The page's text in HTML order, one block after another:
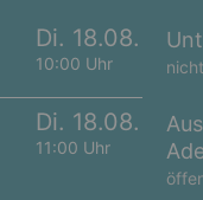
Di. 18.08.
10:00 Uhr
Di. 18.08.
11:00 Uhr